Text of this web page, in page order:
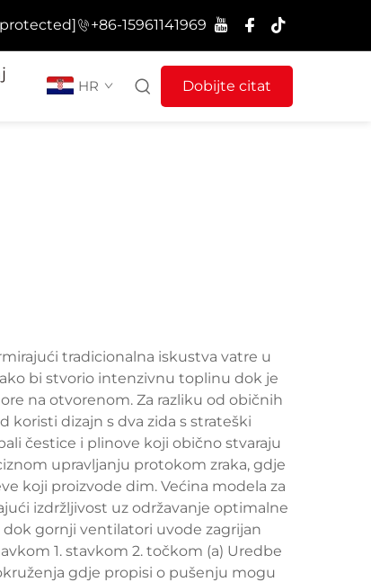
+86-15961141969
HR Dobijte citat
tradicionalna iskustva vatre u
bi stvorio intenzivnu toplinu dok je
na otvorenom. Za razliku od običnih
dizajn s dva zida s strateški
čestice i plinove koji obično stvaraju
upravljanju protokom zraka, gdje
koji proizvode dim. Većina modela za
izdržljivost uz održavanje optimalne
gornji ventilatori uvode zagrijan
1. stavkom 2. točkom (a) Uredbe
gdje propisi o pušenju mogu